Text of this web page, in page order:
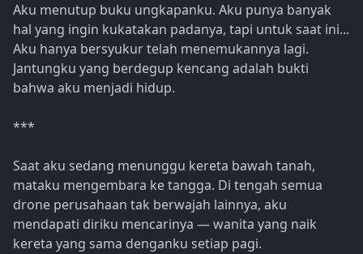
Aku menutup buku ungkapanku. Aku punya banyak
hal yang ingin kukatakan padanya, tapi untuk saat ini...
Aku hanya bersyukur telah menemukannya lagi.
Jantungku yang berdegup kencang adalah bukti
bahwa aku menjadi hidup.
***
Saat aku sedang menunggu kereta bawah tanah,
mataku mengembara ke tangga. Di tengah semua
drone perusahaan tak berwajah lainnya, aku
mendapati diriku mencarinya — wanita yang naik
kereta yang sama denganku setiap pagi.